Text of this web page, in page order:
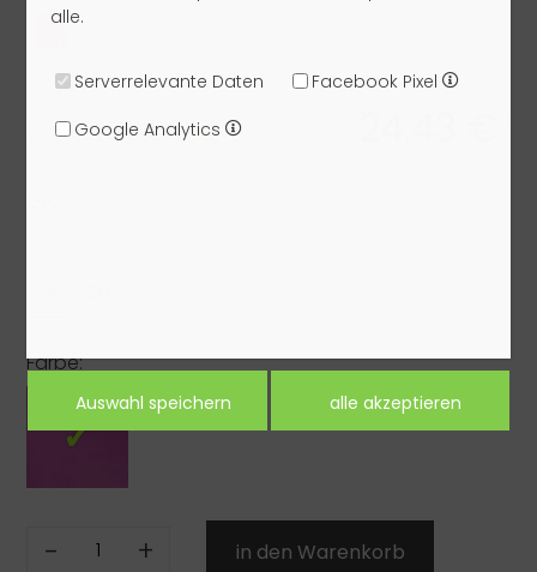
alle.
Serverrelevante Daten
Facebook Pixel
Google Analytics
UVP: 109,00 € 34,90 €
Farbe:
- +